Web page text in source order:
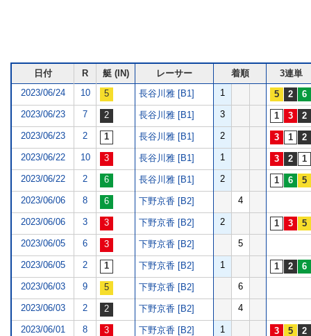
日付 R 艇 (IN) レーサー 着順
3連単
2023/06/24
10 長谷川雅 [B1] 1
2023/06/23 7 長谷川雅 [B1] 3
2023/06/23 2 長谷川雅 [B1] 2
2023/06/22 10 長谷川雅 [B1] 1
2023/06/22 2 長谷川雅 [B1] 2
2023/06/06 8 下野京香 [B2] 4
2023/06/06 3 下野京香 [B2] 2
2023/06/05 6 下野京香 [B2] 5
2023/06/05 2 下野京香 [B2] 1
2023/06/03 9 下野京香 [B2] 6
2023/06/03 2 下野京香 [B2] 4
2023/06/01 8 下野京香 [B2] 1